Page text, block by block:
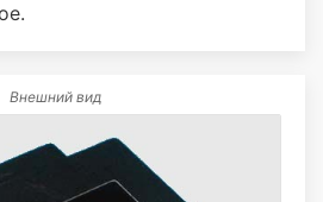
Внешний вид